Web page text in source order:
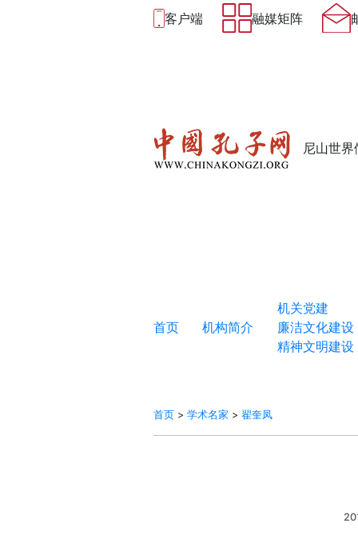
客户端 融媒矩阵
尼山世
首页 机构简介
机关党建
廉洁文化建设
精神文明建设
首页> 学术名家 > 翟奎凤